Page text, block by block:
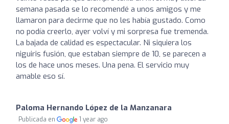
semana pasada se lo recomendé a unos amigos y me
llamaron para decirme que no les había gustado. Como
no podía creerlo, ayer volví y mi sorpresa fue tremenda.
La bajada de calidad es espectacular. Ni siquiera los
niguiris fusión, que estaban siempre de 10, se parecen a
los de hace unos meses. Una pena. El servicio muy
amable eso sí.
Paloma Hernando López de la Manzanara
Publicada en 1 year ago